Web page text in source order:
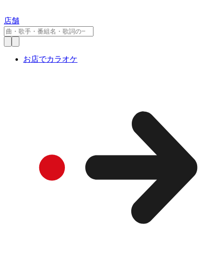
店舗
お店でカラオケ